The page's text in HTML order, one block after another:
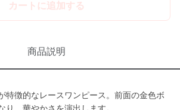
カートに追加する
商品説明
特徴的なレースワンピース。前面の金色ボ